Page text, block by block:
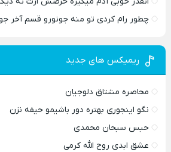
چطور رام کردی تو منه جونورو قسم آخر
ریمیکس های جدید
محاصره مشتاق دلوجیان
نگو اینجوری بهتره دور باشیمو حیفه نزن
حبس سبحان محمدی
عشق ابدی روح الله کرمی